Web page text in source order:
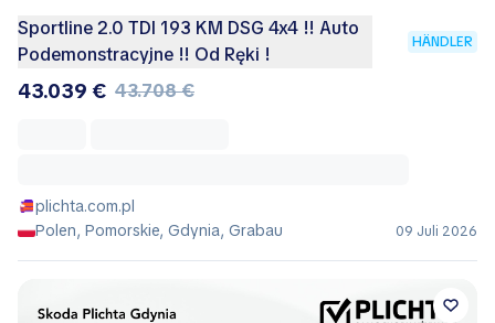
Sportline 2.0 TDI 193 KM DSG 4x4 !! Auto
Podemonstracyjne !! Od Ręki !
HÄNDLER
43.039 € 43.708 €
plichta.com.pl
Polen, Pomorskie, Gdynia, Grabau
09 Juli 2026